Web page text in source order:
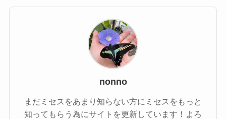
nonno
まだミセスをあまり知らない方にミセスをもっと
知ってもらう為にサイトを更新しています！よろ